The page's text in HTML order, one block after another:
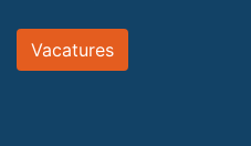
Vacatures